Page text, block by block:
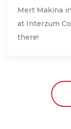
Mert Makina
at Interzum
there!